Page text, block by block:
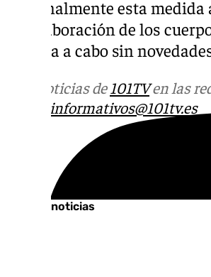
personalmente esta
la colaboración de los
llevarla a cabo sin
Más noticias de 101TVen las
informativos@101tv.es
Últimas noticias